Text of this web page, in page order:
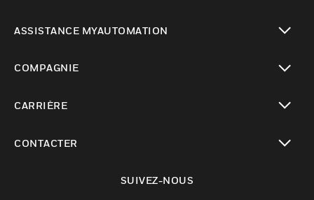
ASSISTANCE MYAUTOMATION
COMPAGNIE
CARRIÈRE
CONTACTER
SUIVEZ-NOUS